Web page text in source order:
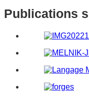
Publications